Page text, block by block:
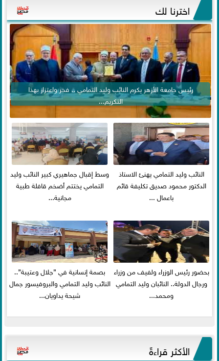
اخترنا لك
رئيس جامعة الأزهر يكرم النائب وليد التمامي .. فخر واعتزاز بهذا
التكريم...
النائب وليد التمامي يهنئ الاستاذ
الدكتور محمود صديق تكليفة قائم
باعمال ...
وسط إقبال جماهيري كبير النائب وليد
التمامي يختتم أضخم قافلة طبية
مجانية...
بحضور رئيس الوزراء ولفيف من وزراء
ورجال الدولة.. النائبان وليد التمامي
ومحمد...
بصمة إنسانية في ”جلال وعتيبة”..
النائب وليد التمامي والبروفيسور جمال
شيحة يداويان...
الأكثر قراءةً